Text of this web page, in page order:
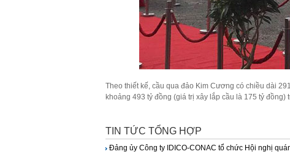
Theo thiết kế, cầu qua đảo Kim Cương có chiều dài
khoảng 493 tỷ đồng (giá trị xây lắp cầu là 175 tỷ
TIN TỨC TỔNG HỢP
Đảng ủy Công ty IDICO-CONAC tổ chức Hội nghị